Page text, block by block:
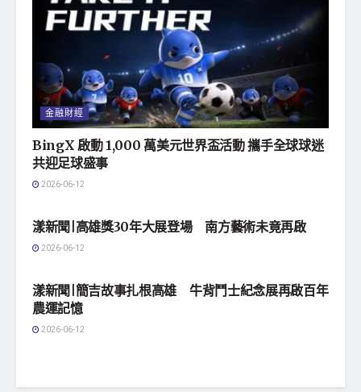
金融財經
BingX 啟動 1,000 萬美元世界盃活動 攜手全球球迷
共迎足球盛事
2026-06-12
漾新聞|高雄獎30年大展登場 南方藝術未竟再啟
2026-06-12
漾新聞|簡吉故事扎根高雄 牛背鬥士紀念展再啟百年
農運記憶
2026-06-12